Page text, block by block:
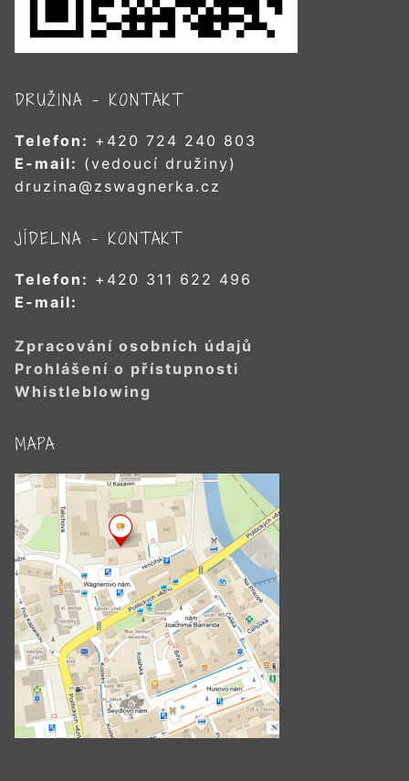
DRUŽINA – KONTAKT
Telefon: +420 724 240 803
E-mail: (vedoucí družiny)
druzina@zswagnerka.cz
JÍDELNA – KONTAKT
Telefon: +420 311 622 496
E-mail:
Zpracování osobních údajů
Prohlášení o přístupnosti
Whistleblowing
MAPA